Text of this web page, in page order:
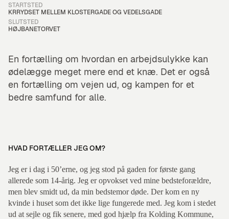
STARTSTED
KRRYDSET MELLEM KLOSTERGADE OG VEDELSGADE
SLUTSTED
HØJBANETORVET
En fortælling om hvordan en arbejdsulykke kan
ødelægge meget mere end et knæ. Det er også
en fortælling om vejen ud, og kampen for et
bedre samfund for alle.
HVAD FORTÆLLER JEG OM?
Jeg er i dag i 50’erne, og jeg stod på gaden for første gang
allerede som 14-årig. Jeg er opvokset ved mine bedsteforældre,
men blev smidt ud, da min bedstemor døde. Der kom en ny
kvinde i huset som det ikke lige fungerede med. Jeg kom i stedet
ud at sejle og fik senere, med god hjælp fra Kolding Kommune,